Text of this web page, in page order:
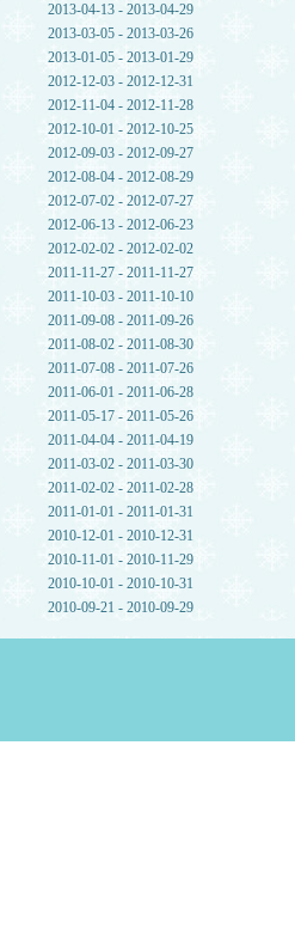
2013-04-13 - 2013-04-29
2013-03-05 - 2013-03-26
2013-01-05 - 2013-01-29
2012-12-03 - 2012-12-31
2012-11-04 - 2012-11-28
2012-10-01 - 2012-10-25
2012-09-03 - 2012-09-27
2012-08-04 - 2012-08-29
2012-07-02 - 2012-07-27
2012-06-13 - 2012-06-23
2012-02-02 - 2012-02-02
2011-11-27 - 2011-11-27
2011-10-03 - 2011-10-10
2011-09-08 - 2011-09-26
2011-08-02 - 2011-08-30
2011-07-08 - 2011-07-26
2011-06-01 - 2011-06-28
2011-05-17 - 2011-05-26
2011-04-04 - 2011-04-19
2011-03-02 - 2011-03-30
2011-02-02 - 2011-02-28
2011-01-01 - 2011-01-31
2010-12-01 - 2010-12-31
2010-11-01 - 2010-11-29
2010-10-01 - 2010-10-31
2010-09-21 - 2010-09-29